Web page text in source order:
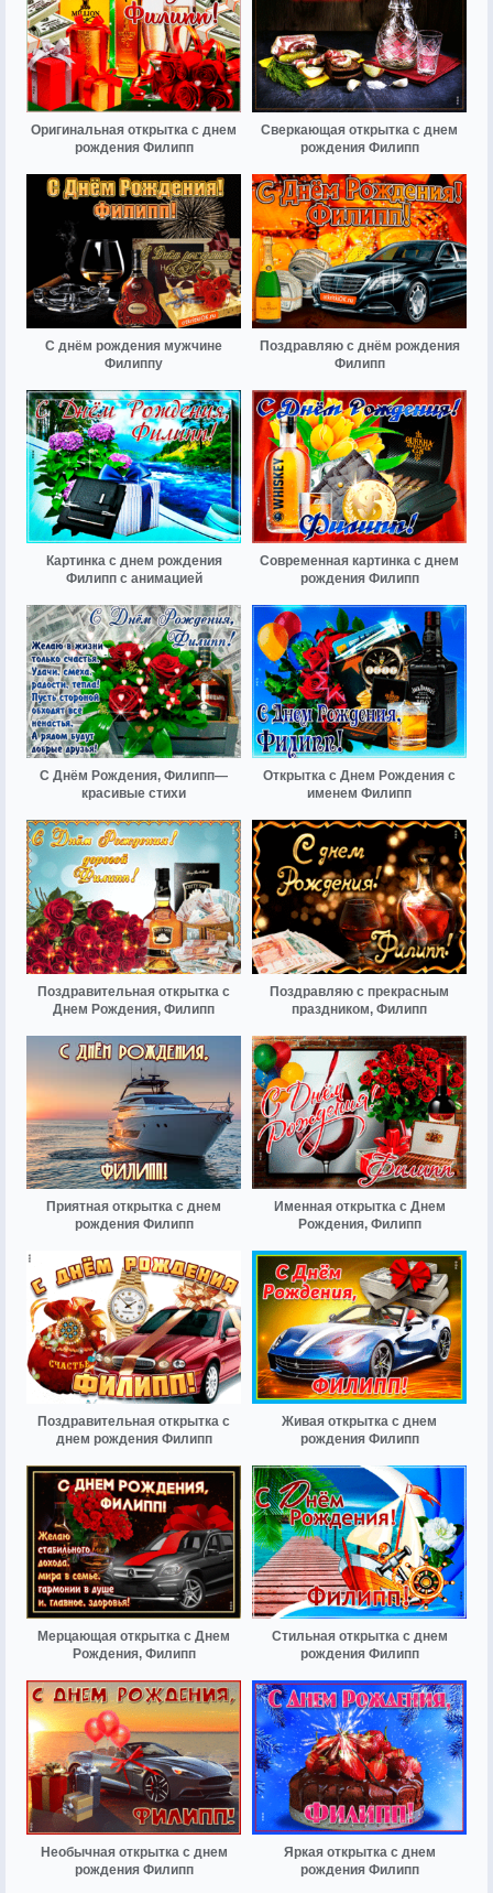
Оригинальная открытка с днем
рождения Филипп
Сверкающая открытка с днем
рождения Филипп
С днём рождения мужчине
Филиппу
Поздравляю с днём рождения
Филипп
Картинка с днем рождения
Филипп с анимацией
Современная картинка с днем
рождения Филипп
С Днём Рождения, Филипп—
красивые стихи
Открытка с Днем Рождения с
именем Филипп
Поздравительная открытка с
Днем Рождения, Филипп
Поздравляю с прекрасным
праздником, Филипп
Приятная открытка с днем
рождения Филипп
Именная открытка с Днем
Рождения, Филипп
Поздравительная открытка с
днем рождения Филипп
Живая открытка с днем
рождения Филипп
Мерцающая открытка с Днем
Рождения, Филипп
Стильная открытка с днем
рождения Филипп
Необычная открытка с днем
рождения Филипп
Яркая открытка с днем
рождения Филипп